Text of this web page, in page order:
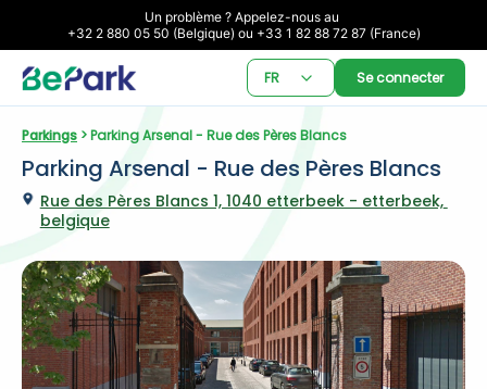
Un problème ? Appelez-nous au
+32 2 880 05 50 (Belgique) ou +33 1 82 88 72 87 (France)
FR Se connecter
Parkings > Parking Arsenal - Rue des Pères Blancs
Parking Arsenal - Rue des Pères Blancs
Rue des Pères Blancs 1, 1040 etterbeek - etterbeek,
belgique